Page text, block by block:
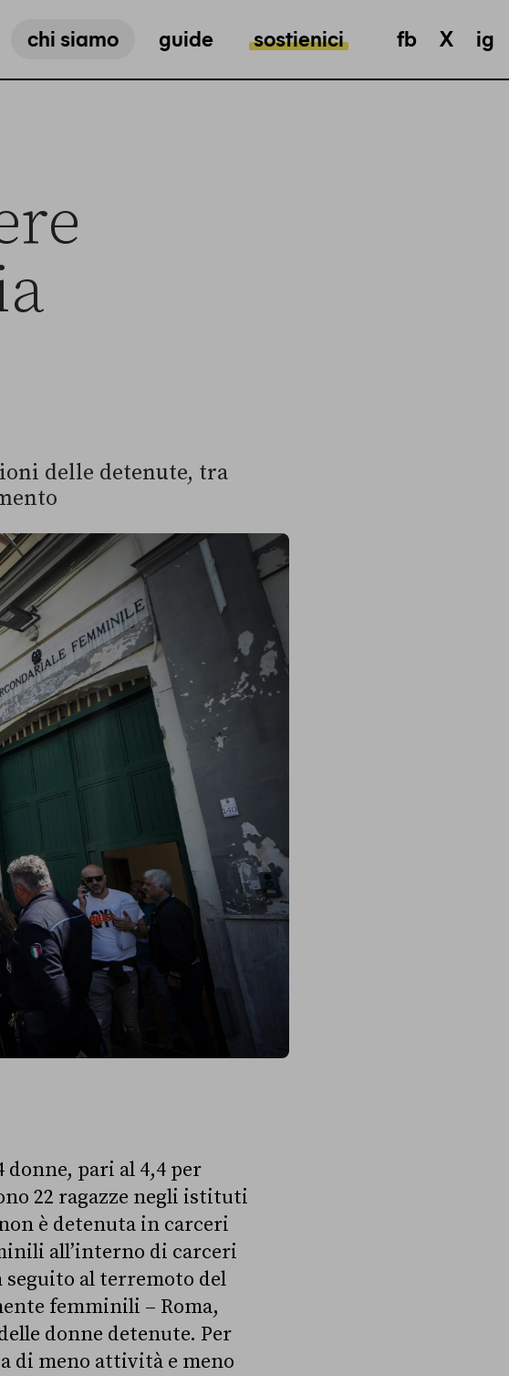
chi siamo guide sostienici fb X ig
delle detenute, tra
donne, pari al 4,4 per
22 ragazze negli istituti
è detenuta in carceri
all’interno di carceri
seguito al terremoto del
femminili – Roma,
donne detenute. Per
di meno attività e meno